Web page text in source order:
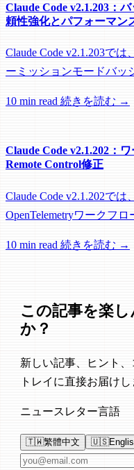
Claude Code v2.1.203：
頼性強化とパフォーマン
Claude Code v2.1.203で
ーミッションモードバッ
パフォーマンスに関する
10 min read 続きを読む →
Claude Code v2.1.202：
Remote Control修正
Claude Code v2.1.202で
OpenTelemetryワークフ
の修正が含まれています。
10 min read 続きを読む →
この記事を楽
か？
新しい記事、ヒント
トレイに直接お届けし
ニュースレター言語
🇹🇼繁體中文 🇺🇸
メールアドレス